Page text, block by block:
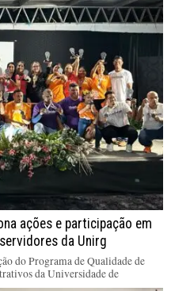
ações e participação em
da Unirg
do Programa de Qualidade de
da Universidade de